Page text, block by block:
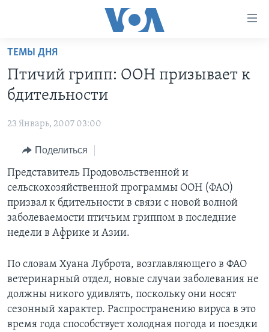
Перейти
основной
контент
навигации
Перейти
поиск
ПРОГРАММЫ
НОВОСТИ ЗА МИНУТУ
ИТОГИ
ПОЧЕМУ ЭТО ВАЖНО?
ДЕТАЛИ
НЬЮ-ЙОРК NEW YORK
АМЕРИКА. БОЛЬШОЕ ПУТЕШЕСТВИЕ
УЧИМ АНГЛИЙСКИЙ
НАША АМЕРИКАНСКАЯ ИСТОРИЯ
А КАК В АМЕРИКЕ?
АМЕРИКАНСКИЕ ГОРОДКИ
ТЕСТЫ
ЭКСПЕРТИЗА
ИНТЕРВЬЮ
ФАКТЫ ПРОТИВ ФЕЙКОВ
ЗА СВОБОДУ ПРЕССЫ
УЧИМ АНГЛИЙСКИЙ
ВИДЕО
ПОДПИСКА НА НОВОСТИ
Learning English
СОЦИАЛЬНЫЕ СЕТИ
ТЕМЫ ДНЯ
Птичий грипп: ООН призывает к
бдительности
23 Январь, 2007 03:00
Поделиться
Представитель Продовольственной и
сельскохозяйственной программы ООН (ФАО)
призвал к бдительности в связи с новой волной
заболеваемости птичьим гриппом в последние
недели в Африке и Азии.
По словам Хуана Луброта, возглавляющего в ФАО
ветеринарный отдел, новые случаи заболевания не
должны никого удивлять, поскольку они носят
сезонный характер. Распространению вируса в это
время года способствует холодная погода и поездки